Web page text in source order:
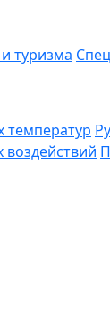
туризма
температур